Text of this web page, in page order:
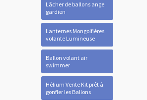
Lâcher de ballons ange
gardien
Lanternes Mongolfières
volante Lumineuse
Ballon volant air
swimmer
Hélium Vente Kit prêt à
gonfler les Ballons